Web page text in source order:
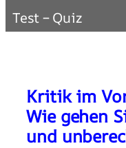
Test – Quiz
Kritik im
Wie gehen
und